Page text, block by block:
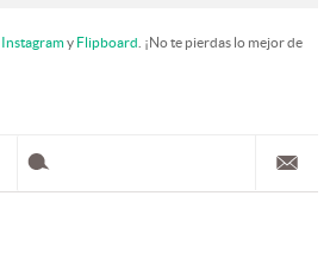
Instagramy Flipboard . ¡No te pierdas lo mejor de